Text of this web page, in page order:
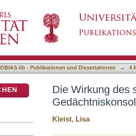
lib - Publikationen und Dissertationen → 4
Die Wirkung des
Kleist, Lisa